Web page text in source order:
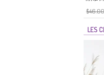
$46.00
LES